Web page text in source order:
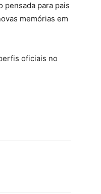
pensada para pais
memórias em
oficiais no